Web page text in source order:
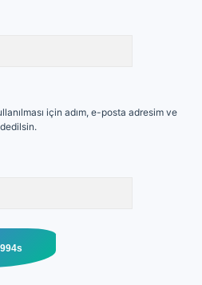
için adım, e-posta adresim ve